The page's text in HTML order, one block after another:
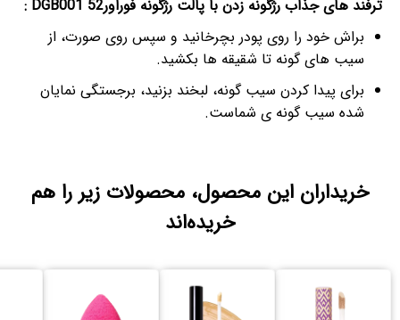
ترفند های جذاب رژگونه زدن با پالت رژگونه فوراور52 DGB001 :
براش خود را روی پودر بچرخانید و سپس روی صورت، از
سیب های گونه تا شقیقه ها بکشید.
برای پیدا کردن سیب گونه، لبخند بزنید، برجستگی نمایان
شده سیب گونه ی شماست.
خریداران این محصول، محصولات زیر را هم
خریده‌اند